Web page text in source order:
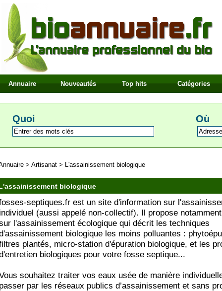
Annuaire Nouveautés Top hits Catégories
Quoi Où
> Artisanat > L'assainissement biologique
biologique
septiques.fr est un site d'information sur
(aussi appelé non-collectif). Il propose
l'assainissement écologique qui décrit les techniques
biologique les moins polluantes :
plantés, micro-station d'épuration biologique, et les
biologiques pour votre fosse septique...
souhaitez traiter vos eaux usée de manière
par les réseaux publics d’assainissement et sans